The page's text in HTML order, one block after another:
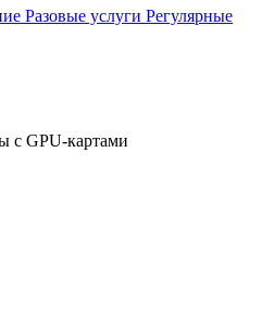
Разовые услуги Регулярные
с GPU-картами